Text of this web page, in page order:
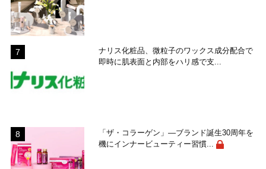
ナリス化粧品、微粒子のワックス成分配合で
即時に肌表面と内部をハリ感で支...
「ザ・コラーゲン」―ブランド誕生30周年を
機にインナービューティー習慣...